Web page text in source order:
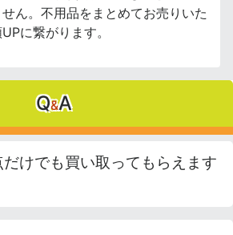
ん。不用品をまとめてお売りいた
に繋がります。
Q&A
けでも買い取ってもらえます